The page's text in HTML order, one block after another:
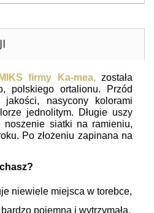
firmy Ka-mea, została
polskiego ortalionu.
Przód
nasycony kolorami
jednolitym. Długie uszy
noszenie siatki na ramieniu,
Po złożeniu zapinana na
niewiele miejsca w torebce,
pojemna i wytrzymała,